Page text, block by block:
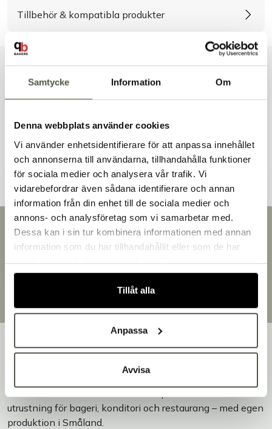
Samtycke Information Om
Denna webbplats använder cookies
Vi använder enhetsidentifierare för att anpassa innehållet
och annonserna till användarna, tillhandahålla funktioner
för sociala medier och analysera vår trafik. Vi
vidarebefordrar även sådana identifierare och annan
information från din enhet till de sociala medier och
annons- och analysföretag som vi samarbetar med.
Dessa kan i sin tur kombinera informationen med annan
information som du har tillhandahållit eller som de har
Tillåt alla
Anpassa
Avvisa
Tillbehör & kompatibla produkter
Liknande produkter
Andra kunder tittade även på
Snabb leverans
Leverans inom 3-5 arbetsdagar.
Över 30 000 produkter
utrustning för bageri, konditori och restaurang – med egen
produktion i Småland.
Välkommen till Bakers!
Handlar du som företag eller privatperson?
Fortsätt som privatperson